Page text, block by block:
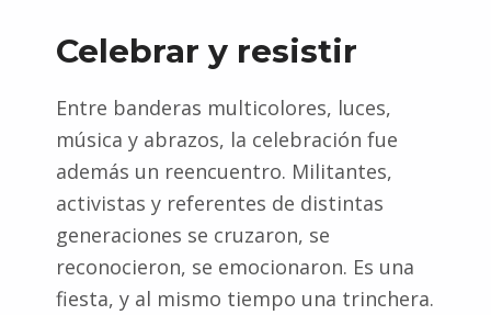
Celebrar y resistir
Entre banderas multicolores, luces,
música y abrazos, la celebración fue
además un reencuentro. Militantes,
activistas y referentes de distintas
generaciones se cruzaron, se
reconocieron, se emocionaron. Es una
fiesta, y al mismo tiempo una trinchera.